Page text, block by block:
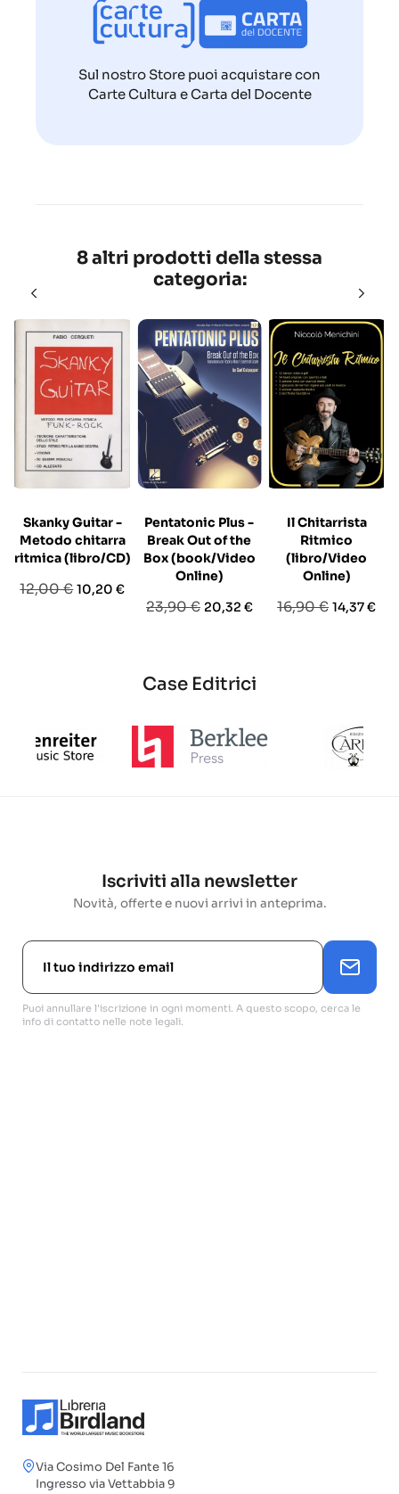
Sul nostro Store puoi acquistare con
Carte Cultura e Carta del Docente
8 altri prodotti della stessa
categoria:
Skanky Guitar -
Metodo chitarra
ritmica (libro/CD)
Prezzo
12,00 €Prezzo
10,20 €
Pentatonic Plus -
Break Out of the
Box (book/Video
Online)
Prezzo
23,90 € Prezzo
20,32 €
Il Chitarrista
Ritmico
(libro/Video
Online)
Prezzo
16,90 € Prezzo
14,37 €
Case Editrici
Iscriviti alla newsletter
Novità, offerte e nuovi arrivi in anteprima.
Puoi annullare l'iscrizione in ogni momenti. A questo scopo, cerca le
info di contatto nelle note legali.
Via Cosimo Del Fante 16
Ingresso via Vettabbia 9